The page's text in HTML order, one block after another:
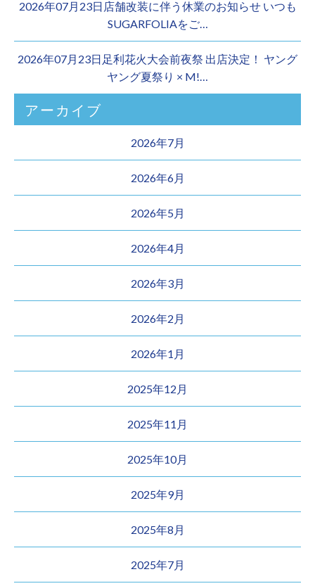
2026年07月23日店舗改装に伴う休業のお知らせ いつも
SUGARFOLIAをご…
2026年07月23日足利花火大会前夜祭 出店決定！ ヤング
ヤング夏祭り × M!…
アーカイブ
2026年7月
2026年6月
2026年5月
2026年4月
2026年3月
2026年2月
2026年1月
2025年12月
2025年11月
2025年10月
2025年9月
2025年8月
2025年7月